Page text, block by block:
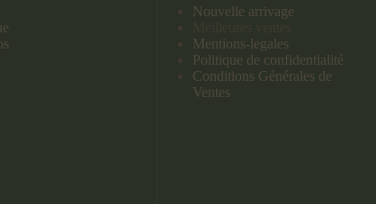
Nouvelle arrivage
Mentions-legales
Politique de confidentialité
Conditions Générales de
Ventes